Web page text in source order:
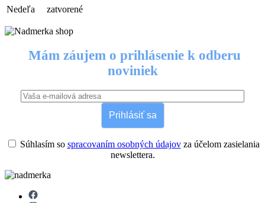
Nedeľa zatvorené
Mám záujem o prihlásenie k odberu
noviniek
Prihlásiť sa
Súhlasím so spracovaním osobných údajovza účelom zasielania
newslettera.